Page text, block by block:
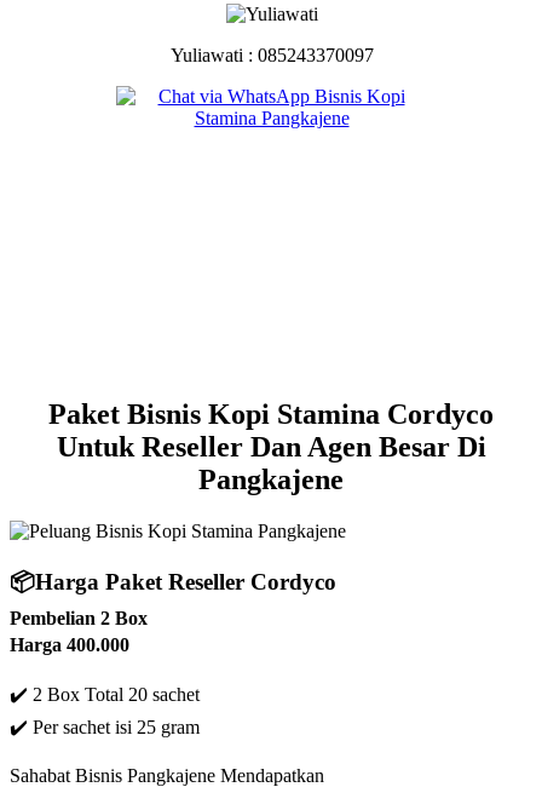
Yuliawati : 085243370097
Paket Bisnis Kopi Stamina Cordyco
Untuk Reseller Dan Agen Besar Di
Pangkajene
📦Harga Paket Reseller Cordyco
Pembelian 2 Box
Harga 400.000
✔️ 2 Box Total 20 sachet
✔️ Per sachet isi 25 gram
Sahabat Bisnis Pangkajene Mendapatkan